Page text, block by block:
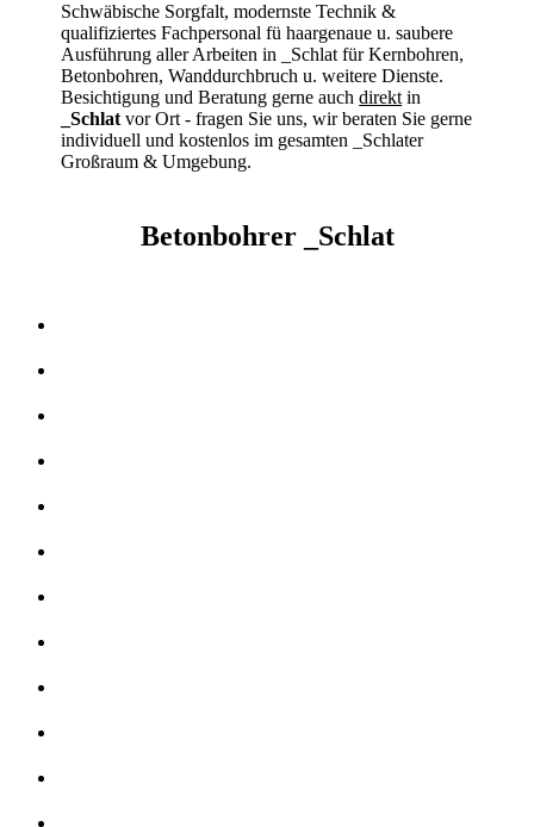
Schwäbische Sorgfalt, modernste Technik &
qualifiziertes Fachpersonalfü haargenaue u. saubere
Ausführung aller Arbeitenin _Schlat für Kernbohren,
Betonbohren, Wanddurchbruch u. weitere Dienste.
Besichtigung und Beratung gerne auchdirekt in
_Schlat vor Ort - fragen Sie uns, wir beraten Sie gerne
individuell und kostenlos im gesamten _Schlater
Großraum & Umgebung.
Betonbohrer _Schlat